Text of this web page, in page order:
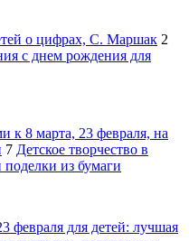
о цифрах, С. Маршак 2
с днем рождения для
к 8 марта, 23 февраля, на
7 Детское творчество в
из бумаги
февраля для детей: лучшая